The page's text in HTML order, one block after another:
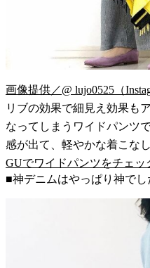
画像提供／@ lujo0525（
リブの効果で細見え効果も
なってしまうワイドパンツ
感が出て、軽やかな着こな
GUでワイドパンツをチェッ
■神デニムはやっぱり神でし